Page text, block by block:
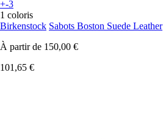
+-3
1 coloris
Birkenstock Sabots Boston Suede Leather
À partir de 150,00 €
101,65 €